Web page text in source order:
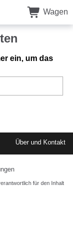
Wagen
ein, um das
Über und Kontakt
für den Inhalt